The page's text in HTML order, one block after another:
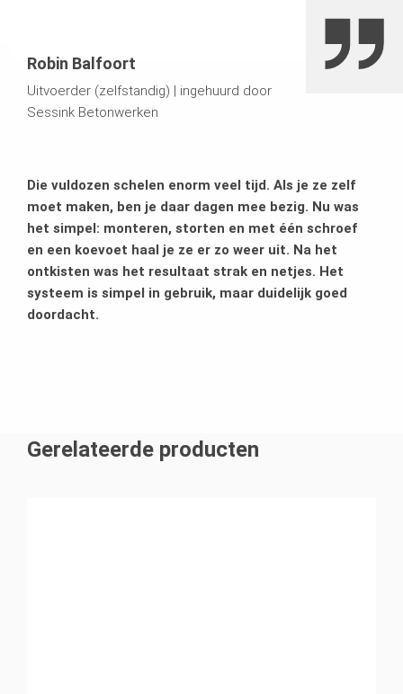
Robin Balfoort
Uitvoerder (zelfstandig) | ingehuurd door
Sessink Betonwerken
Die vuldozen schelen enorm veel tijd. Als je ze zelf
moet maken, ben je daar dagen mee bezig. Nu was
het simpel: monteren, storten en met één schroef
en een koevoet haal je ze er zo weer uit. Na het
ontkisten was het resultaat strak en netjes. Het
systeem is simpel in gebruik, maar duidelijk goed
doordacht.
Gerelateerde producten